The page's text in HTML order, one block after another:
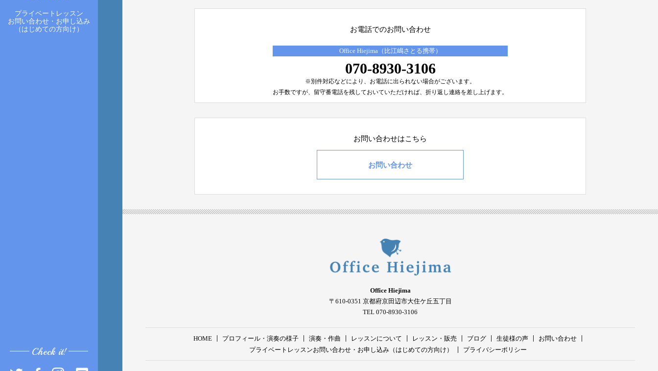
プライベートレッスン
お問い合わせ・お申し込み
（はじめての方向け）
Check it!
お電話でのお問い合わせ
Office Hiejima（比江嶋さとる携帯）
070-8930-3106
※別件対応などにより、 お電話に出られない場合がございます。
お手数ですが、留守番電話を残しておいていただければ、 折り返し連絡を差し上げます。
お問い合わせはこちら
お問い合わせ
Office Hiejima
〒610-0351 京都府京田辺市大住ケ丘五丁目
TEL 070-8930-3106
HOME プロフィール・演奏の様子 演奏・作曲 レッスンについて レッスン・販売 ブログ 生徒様の声
お問い合わせ
プライベートレッスンお問い合わせ・お申し込み（はじめての方向け）
プライバシーポリシー